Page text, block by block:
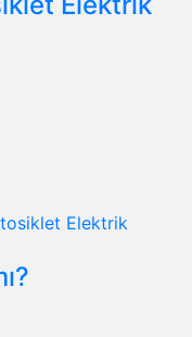
Elektrik